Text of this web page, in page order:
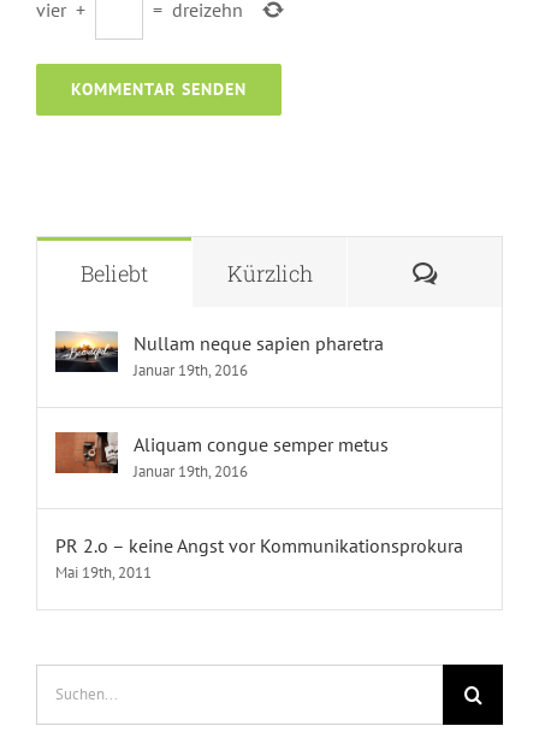
vier + = dreizehn
Beliebt Kürzlich
Nullam neque sapien pharetra
Januar 19th, 2016
Aliquam congue semper metus
Januar 19th, 2016
PR 2.o – keine Angst vor Kommunikationsprokura
Mai 19th, 2011